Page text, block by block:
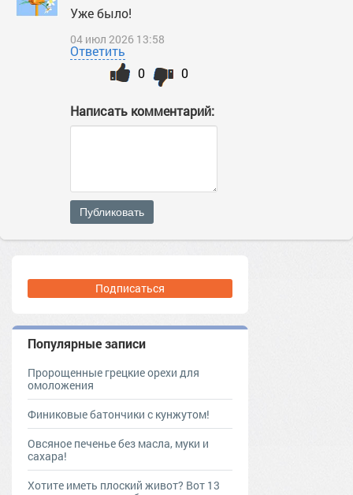
Уже было!
04 июл 2026 13:58
Ответить
0
0
Написать комментарий:
Публиковать
Подписаться
Популярные записи
Пророщенные грецкие орехи для
омоложения
Финиковые батончики с кунжутом!
Овсяное печенье без масла, муки и
сахара!
Хотите иметь плоский живот? Вот 13